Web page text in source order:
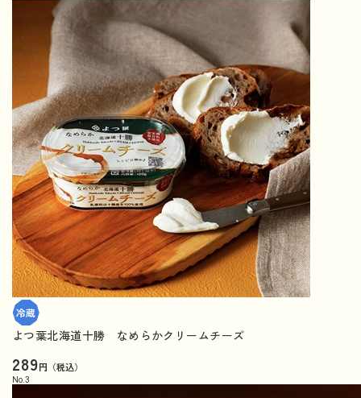
よつ葉北海道十勝 なめらかクリームチーズ
289円（税込）
No. 3